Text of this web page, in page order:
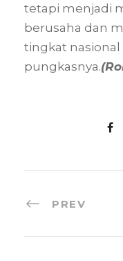
tetapi menjadi
berusaha dan
tingkat
pungkasnya.
PREV